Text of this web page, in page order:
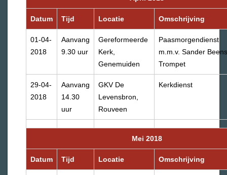
Datum Tijd Locatie Omschrijving
01-04-
2018
Aanvang
9.30 uur
Gereformeerde
Kerk,
Genemuiden
Paasmorgendienst
m.m.v. Sander
Trompet
29-04-
2018
Aanvang
14.30
uur
GKV De
Levensbron,
Rouveen
Kerkdienst
Mei 2018
Datum Tijd Locatie Omschrijving